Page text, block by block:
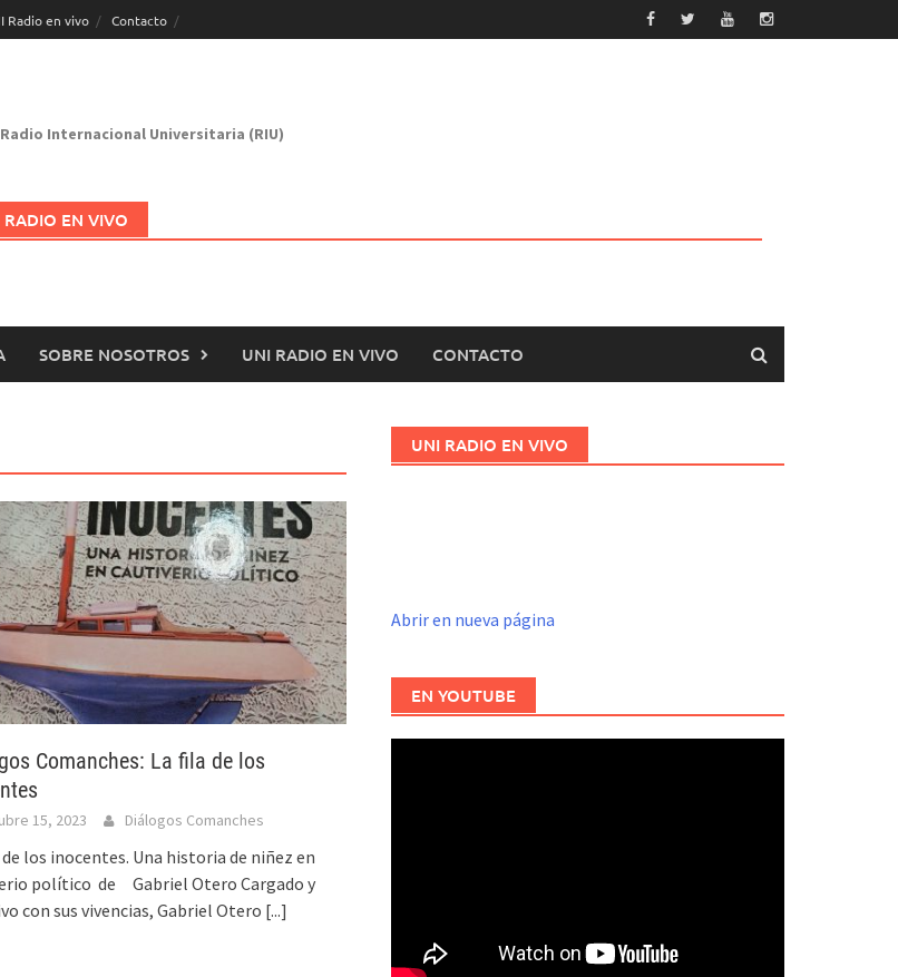
Radio en vivo Contacto
Internacional Universitaria (RIU)
RADIO EN VIVO
SOBRE NOSOTROS UNI RADIO EN VIVO CONTACTO
Comanches: La fila de los
15, 2023 Diálogos Comanches
los inocentes. Una historia de niñez en
político de Gabriel Otero Cargado y
con sus vivencias, Gabriel Otero [...]
UNI RADIO EN VIVO
Abrir en nueva página
EN YOUTUBE